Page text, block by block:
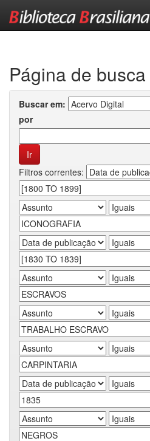
Página de busca
Buscar em:
por
Filtros correntes: